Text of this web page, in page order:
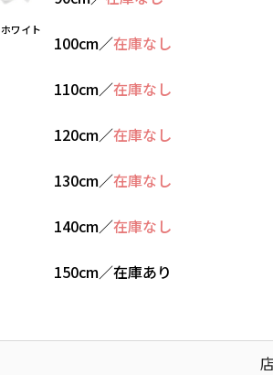
ワイト
100cm／在庫なし
110cm／在庫なし
120cm／在庫なし
130cm／在庫なし
140cm／在庫なし
150cm／在庫あり